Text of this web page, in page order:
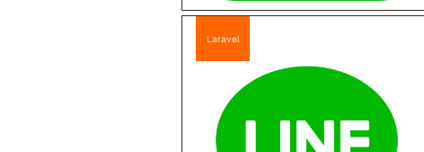
Laravel